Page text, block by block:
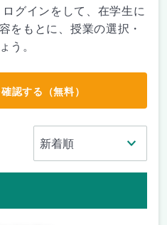
グインをして、在学生に
をもとに、授業の選択・
う。
認する（無料）